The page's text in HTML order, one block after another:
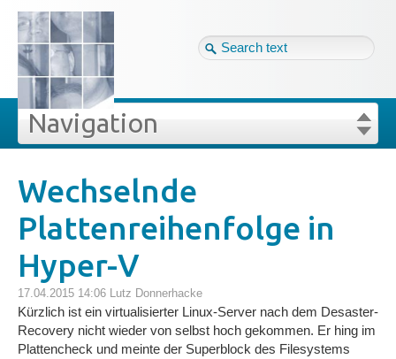
Tag cloud
Site map
Login
Navigation
Projekte
Veröffentlichungen
Blog
Impressum
Blog » Wechselnde Plattenreihenfolge in Hyper-V
Wechselnde
Plattenreihenfolge in
Hyper-V
17.04.2015 14:06 Lutz Donnerhacke
Kürzlich ist ein virtualisierter Linux-Server nach dem Desaster-
Recovery nicht wieder von selbst hoch gekommen. Er hing im
Plattencheck und meinte der Superblock des Filesystems